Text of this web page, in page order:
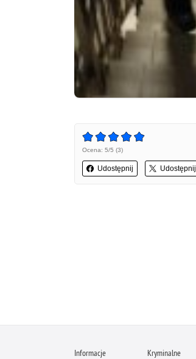
Ocena: 5/5 (3)
Udostępnij Udostępnij
Informacje Kryminalne